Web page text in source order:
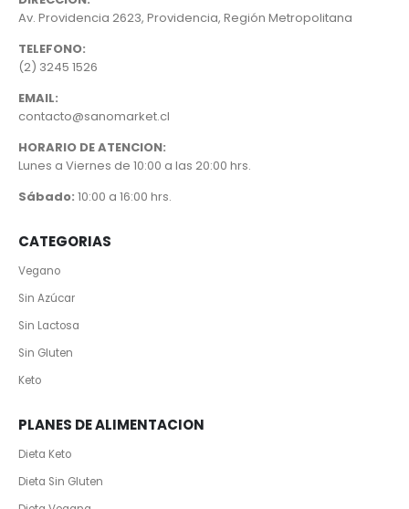
Av. Providencia 2623, Providencia, Región Metropolitana
TELEFONO:
(2) 3245 1526
EMAIL:
contacto@sanomarket.cl
HORARIO DE ATENCION:
Lunes a Viernes de 10:00 a las 20:00 hrs.
Sábado: 10:00 a 16:00 hrs.
CATEGORIAS
Vegano
Sin Azúcar
Sin Lactosa
Sin Gluten
Keto
PLANES DE ALIMENTACION
Dieta Keto
Dieta Sin Gluten